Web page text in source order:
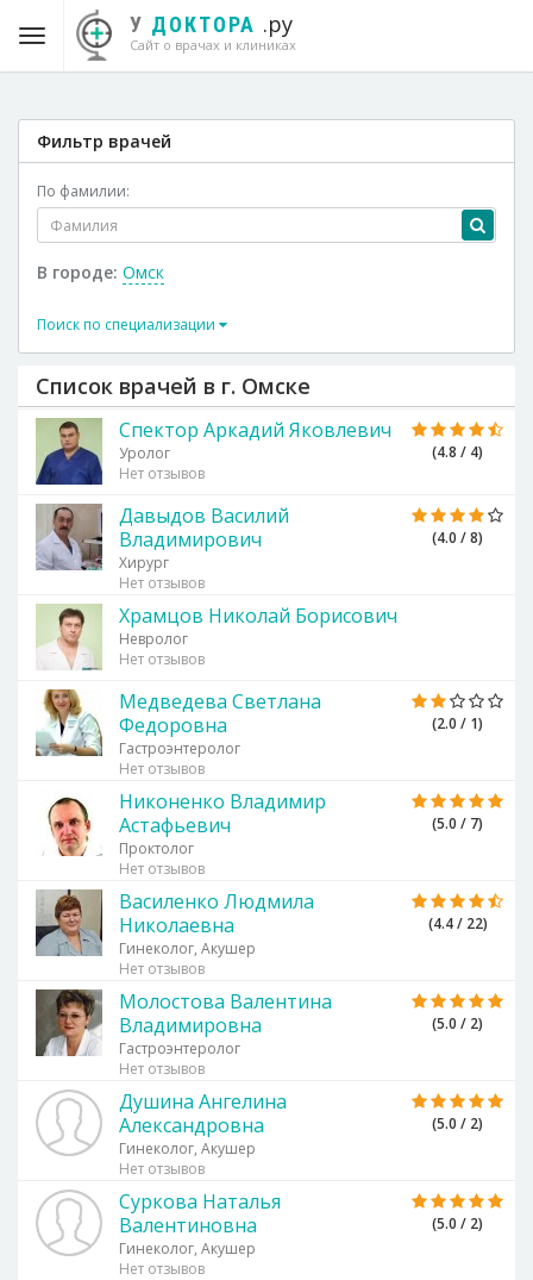
У ДОКТОРА .ру
Сайт о врачах и клиниках
Фильтр врачей
По фамилии:
В городе: Омск
Поиск по специализации
Список врачей в г. Омске
(4.8 / 4)
Спектор Аркадий Яковлевич
Уролог
Нет отзывов
(4.0 / 8)
Давыдов Василий
Владимирович
Хирург
Нет отзывов
Храмцов Николай Борисович
Невролог
Нет отзывов
(2.0 / 1)
Медведева Светлана
Федоровна
Гастроэнтеролог
Нет отзывов
(5.0 / 7)
Никоненко Владимир
Астафьевич
Проктолог
Нет отзывов
(4.4 / 22)
Василенко Людмила
Николаевна
Гинеколог, Акушер
Нет отзывов
(5.0 / 2)
Молостова Валентина
Владимировна
Гастроэнтеролог
Нет отзывов
(5.0 / 2)
Душина Ангелина
Александровна
Гинеколог, Акушер
Нет отзывов
(5.0 / 2)
Суркова Наталья
Валентиновна
Гинеколог, Акушер
Нет отзывов